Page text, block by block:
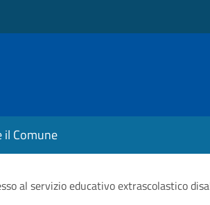
il Comune
al servizio educativo extrascolastico